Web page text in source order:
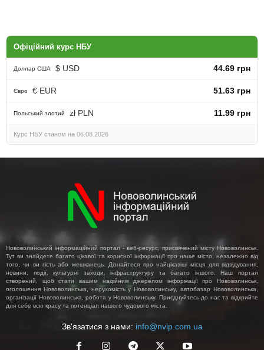
Офіційний курс НБУ
Доллар США $ USD 44.69 грн
Євро € EUR 51.63 грн
Польський злотий zł PLN 11.99 грн
Курс НБУ станом на 06.08.2026
Нововолинський інформаційний портал - веб-ресурс, присвячений місту Нововолинськ.
Тут ви знайдете багато цікавої та корисної інформації про наше місто, незалежно від
того, чи ви гість або мешканець. Дізнайтеся про найцікавіші місця для відвідування,
новини, події, культурні заходи, інфраструктуру та багато іншого. Наш портал
створений, щоб стати вашим надійним джерелом інформації про Нововолинськ,
оголошення Нововолинська, нерухомість у Нововолинську, автобазар Нововолинська,
організації Нововолинська, робота у Нововолинську. Приєднуйтесь до нас та відкрийте
для себе всю красу та потенціал нашого чудового міста.
Зв'язатися з нами: info@nvip.com.ua